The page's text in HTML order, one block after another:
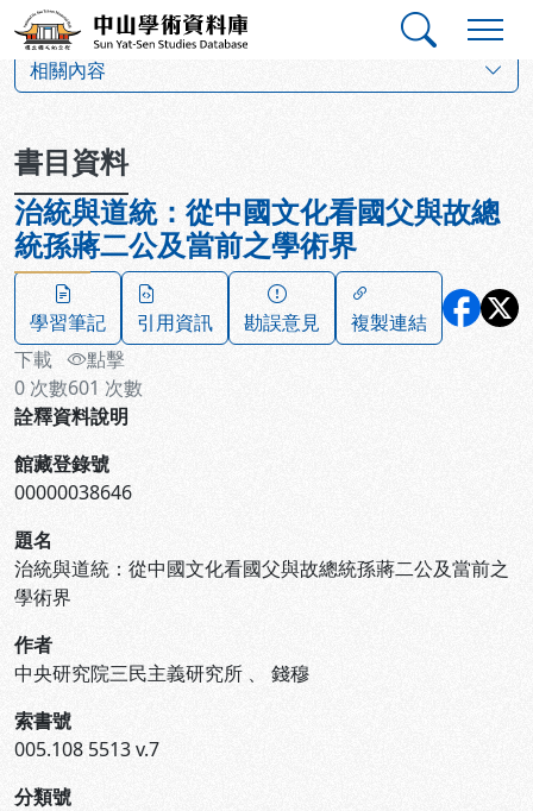
跳到主要內容
中山學術資料庫
相關內容
書目資料
治統與道統：從中國文化看國父與故總
統孫蔣二公及當前之學術界
學習筆記 引用資訊 勘誤意見
複製連結
下載
0 次數
點擊
601 次數
詮釋資料說明
館藏登錄號
00000038646
題名
治統與道統：從中國文化看國父與故總統孫蔣二公及當前之
學術界
作者
中央研究院三民主義研究所 、 錢穆
索書號
005.108 5513 v.7
分類號